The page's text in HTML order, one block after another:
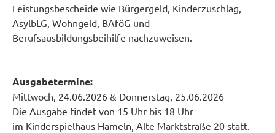
Leistungsbescheide wie Bürgergeld, Kinderzuschlag,
AsylbLG, Wohngeld, BAföG und
Berufsausbildungsbeihilfe nachzuweisen.
Ausgabetermine:
Mittwoch, 24.06.2026 & Donnerstag, 25.06.2026
Die Ausgabe findet von 15 Uhr bis 18 Uhr
im Kinderspielhaus Hameln, Alte Marktstraße 20 statt.